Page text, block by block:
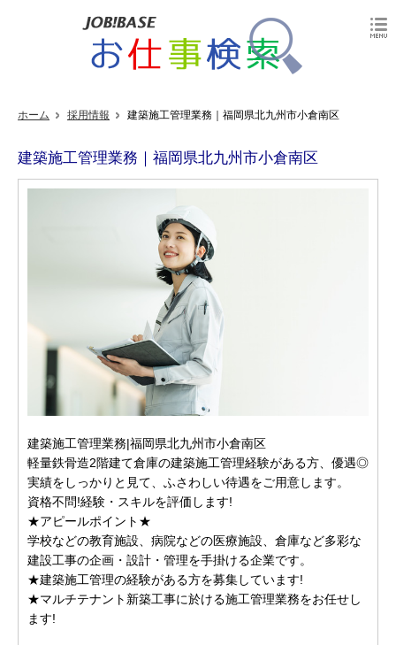
ホーム 採用情報 建築施工管理業務｜福岡県北九州市小倉南区
建築施工管理業務｜福岡県北九州市小倉南区
建築施工管理業務|福岡県北九州市小倉南区
軽量鉄骨造2階建て倉庫の建築施工管理経験がある方、優遇◎
実績をしっかりと見て、ふさわしい待遇をご用意します。
資格不問!経験・スキルを評価します!
★アピールポイント★
学校などの教育施設、病院などの医療施設、倉庫など多彩な
建設工事の企画・設計・管理を手掛ける企業です。
★建築施工管理の経験がある方を募集しています!
★マルチテナント新築工事に於ける施工管理業務をお任せし
ます!